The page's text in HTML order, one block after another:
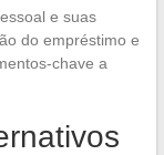
e suas
do empréstimo e
chave a